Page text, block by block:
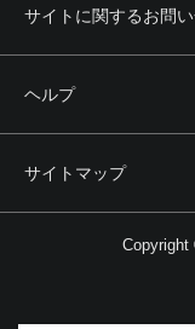
サイトに関するお問
ヘルプ
サイトマップ